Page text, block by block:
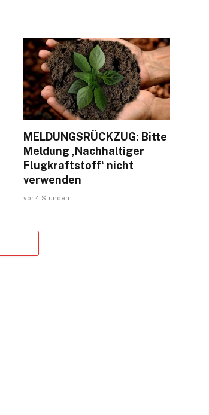
MELDUNGSRÜCKZUG: Bitte
Meldung ‚Nachhaltiger
Flugkraftstoff‘ nicht
verwenden
vor 4 Stunden